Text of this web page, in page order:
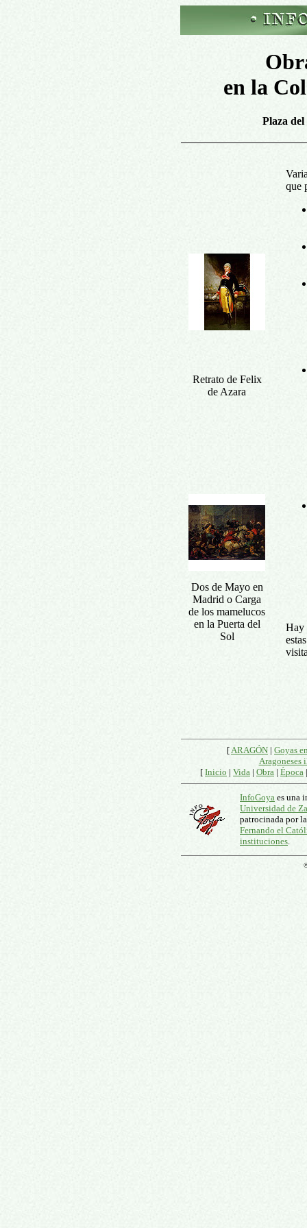
en la
Plaza
que
Hay
Retrato de Felix
de Azara
Dos de Mayo en
Madrid o Carga
de los mamelucos
en la Puerta del
Sol
[ARAGÓN | Goyas
Aragoneses
[ Inicio | Vida | Obra | Época
InfoGoya es una
Universidad de
patrocinada por
Fernando el
instituciones.